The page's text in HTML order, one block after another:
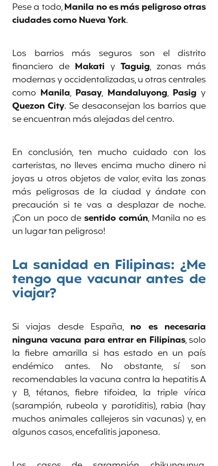
Pese a todo,Manila no es más peligroso otras
ciudades como Nueva York.
Los barrios más seguros son el distrito
financiero de Makati y Taguig, zonas más
modernas y occidentalizadas, u otras centrales
como Manila, Pasay, Mandaluyong, Pasig y
Quezon City. Se desaconsejan los barrios que
se encuentran más alejadas del centro.
En conclusión, ten mucho cuidado con los
carteristas, no lleves encima mucho dinero ni
joyas u otros objetos de valor, evita las zonas
más peligrosas de la ciudad y ándate con
precaución si te vas a desplazar de noche.
¡Con un poco de sentido común, Manila no es
un lugar tan peligroso!
La sanidad en Filipinas: ¿Me
tengo que vacunar antes de
viajar?
Si viajas desde España, no es necesaria
ninguna vacuna para entrar en Filipinas, solo
la fiebre amarilla si has estado en un país
endémico antes. No obstante, sí son
recomendables la vacuna contra la hepatitis A
y B, tétanos, fiebre tifoidea, la triple vírica
(sarampión, rubeola y parotiditis), rabia (hay
muchos animales callejeros sin vacunas) y, en
algunos casos, encefalitis japonesa.